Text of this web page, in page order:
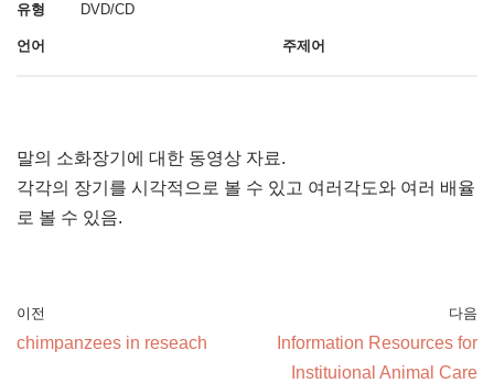
유형 DVD/CD
언어 주제어
말의 소화장기에 대한 동영상 자료.
각각의 장기를 시각적으로 볼 수 있고 여러각도와 여러 배율
로 볼 수 있음.
이전
chimpanzees in reseach
다음
Information Resources for
Instituional Animal Care